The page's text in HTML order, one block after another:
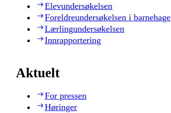
Elevundersøkelsen
Foreldreundersøkelsen i barnehage
Lærlingundersøkelsen
Innrapportering
Aktuelt
For pressen
Høringer